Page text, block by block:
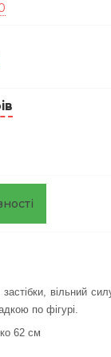
вільний
по фігурі.
62 см